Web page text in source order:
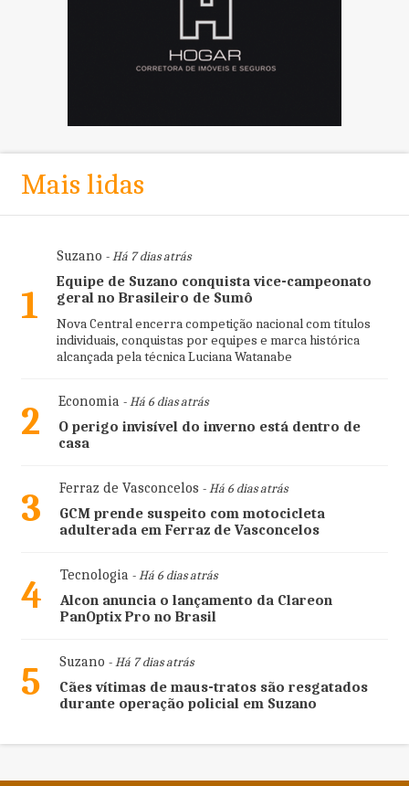
Mais lidas
1
Suzano - Há 7 dias atrás
Equipe de Suzano conquista vice-campeonato
geral no Brasileiro de Sumô
Nova Central encerra competição nacional com títulos
individuais, conquistas por equipes e marca histórica
alcançada pela técnica Luciana Watanabe
2 Economia- Há 6 dias atrás
O perigo invisível do inverno está dentro de
casa
3 Ferraz de Vasconcelos - Há 6 dias atrás
GCM prende suspeito com motocicleta
adulterada em Ferraz de Vasconcelos
4 Tecnologia- Há 6 dias atrás
Alcon anuncia o lançamento da Clareon
PanOptix Pro no Brasil
5 Suzano - Há 7 dias atrás
Cães vítimas de maus-tratos são resgatados
durante operação policial em Suzano